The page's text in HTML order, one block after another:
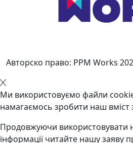
Авторско право: PPM Works
Ми використовуємо файли cookie
намагаємось зробити наш вміст
Продовжуючи використовувати
інформації читайте нашу заяву